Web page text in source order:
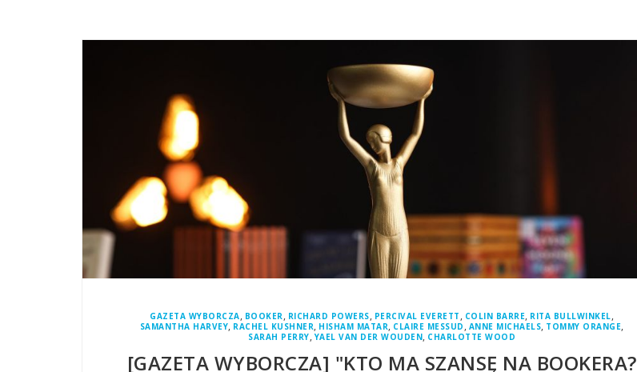
GAZETA WYBORCZA, BOOKER , RICHARD POWERS, PERCIVAL EVERETT , COLIN BARRE, RITA BULLWINKEL,
SAMANTHA HARVEY, RACHEL KUSHNER, HISHAM MATAR, CLAIRE MESSUD , ANNE MICHAELS, TOMMY ORANGE,
SARAH PERRY,YAEL VAN DER WOUDEN, CHARLOTTE WOOD
[GAZETA WYBORCZA] "KTO MA SZANSĘ NA BOOKERA?